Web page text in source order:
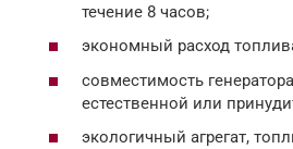
течение 8 часов;
экономный расход
совместимость
естественной или
экологичный агрегат,